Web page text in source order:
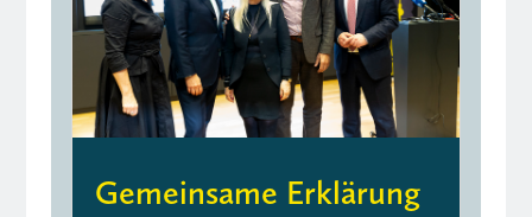
Gemeinsame Erklärung